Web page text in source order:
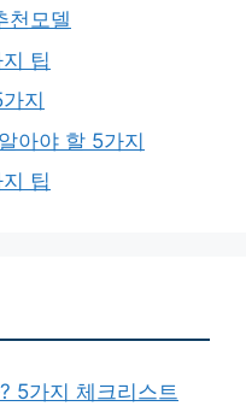
천모델
팁
지
아야 할 5가지
팁
5가지 체크리스트